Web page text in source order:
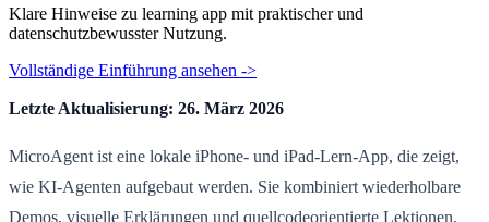
Klare Hinweise zu learning app mit praktischer und
datenschutzbewusster Nutzung.
Vollständige Einführung ansehen ->
Letzte Aktualisierung: 26. März 2026
MicroAgent ist eine lokale iPhone- und iPad-Lern-App, die zeigt,
wie KI-Agenten aufgebaut werden. Sie kombiniert wiederholbare
Demos, visuelle Erklärungen und quellcodeorientierte Lektionen,